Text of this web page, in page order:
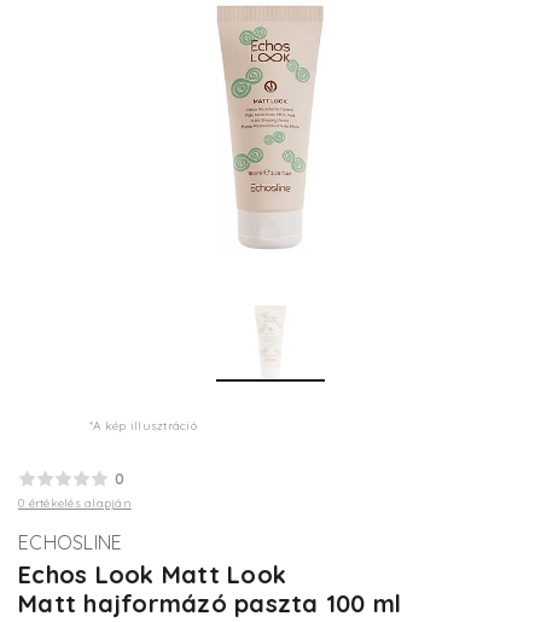
*A kép illusztráció
0
0 értékelés alapján
ECHOSLINE
Echos Look Matt Look
Matt hajformázó paszta 100 ml